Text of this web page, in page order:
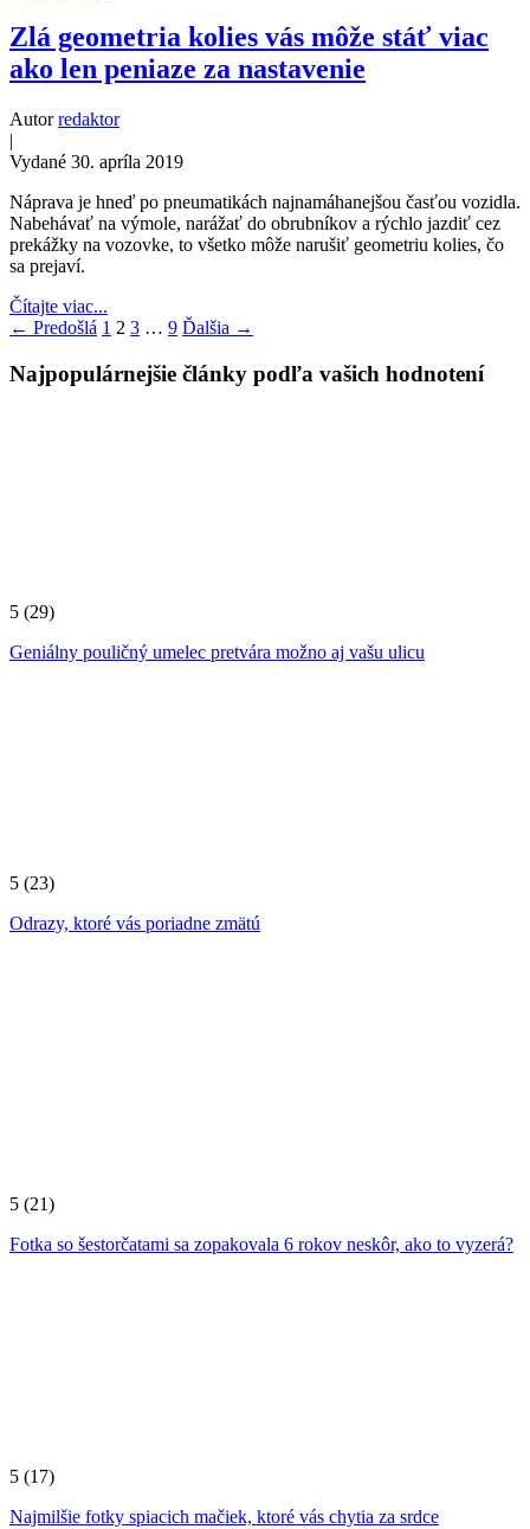
Zlá geometria kolies vás môže stáť viac
ako len peniaze za nastavenie
Autorredaktor
|
Vydané 30. apríla 2019
Náprava je hneď po pneumatikách najnamáhanejšou časťou vozidla.
Nabehávať na výmole, narážať do obrubníkov a rýchlo jazdiť cez
prekážky na vozovke, to všetko môže narušiť geometriu kolies, čo
sa prejaví.
Čítajte viac...
← Predošlá 1 2 3 … 9 Ďalšia →
Najpopulárnejšie články podľa vašich hodnotení
5 (29)
Geniálny pouličný umelec pretvára možno aj vašu ulicu
5 (23)
Odrazy, ktoré vás poriadne zmätú
5 (21)
Fotka so šestorčatami sa zopakovala 6 rokov neskôr, ako to vyzerá?
5 (17)
Najmilšie fotky spiacich mačiek, ktoré vás chytia za srdce